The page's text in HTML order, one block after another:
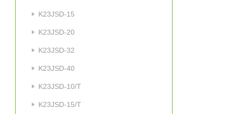
K23JSD-15
K23JSD-20
K23JSD-32
K23JSD-40
K23JSD-10/T
K23JSD-15/T